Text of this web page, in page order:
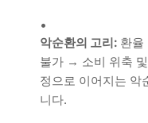
악순환의 고리: 환
불가 → 소비 위축
정으로 이어지는 악
니다.